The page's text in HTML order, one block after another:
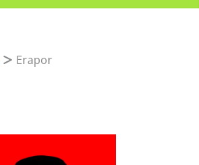
Erapor